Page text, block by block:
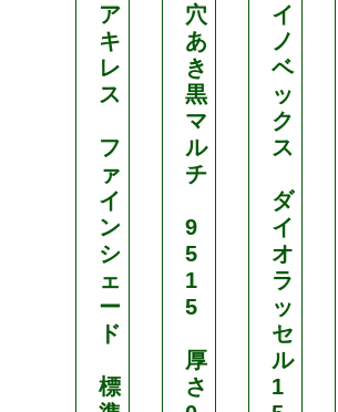
ア
キ
レ
ス
フ
ァ
イ
ン
シ
ェ
ー
ド
標
穴
あ
き
黒
マ
ル
チ
9
5
1
5
厚
さ
イ
ノ
ベ
ッ
ク
ス
ダ
イ
オ
ラ
ッ
セ
ル
1